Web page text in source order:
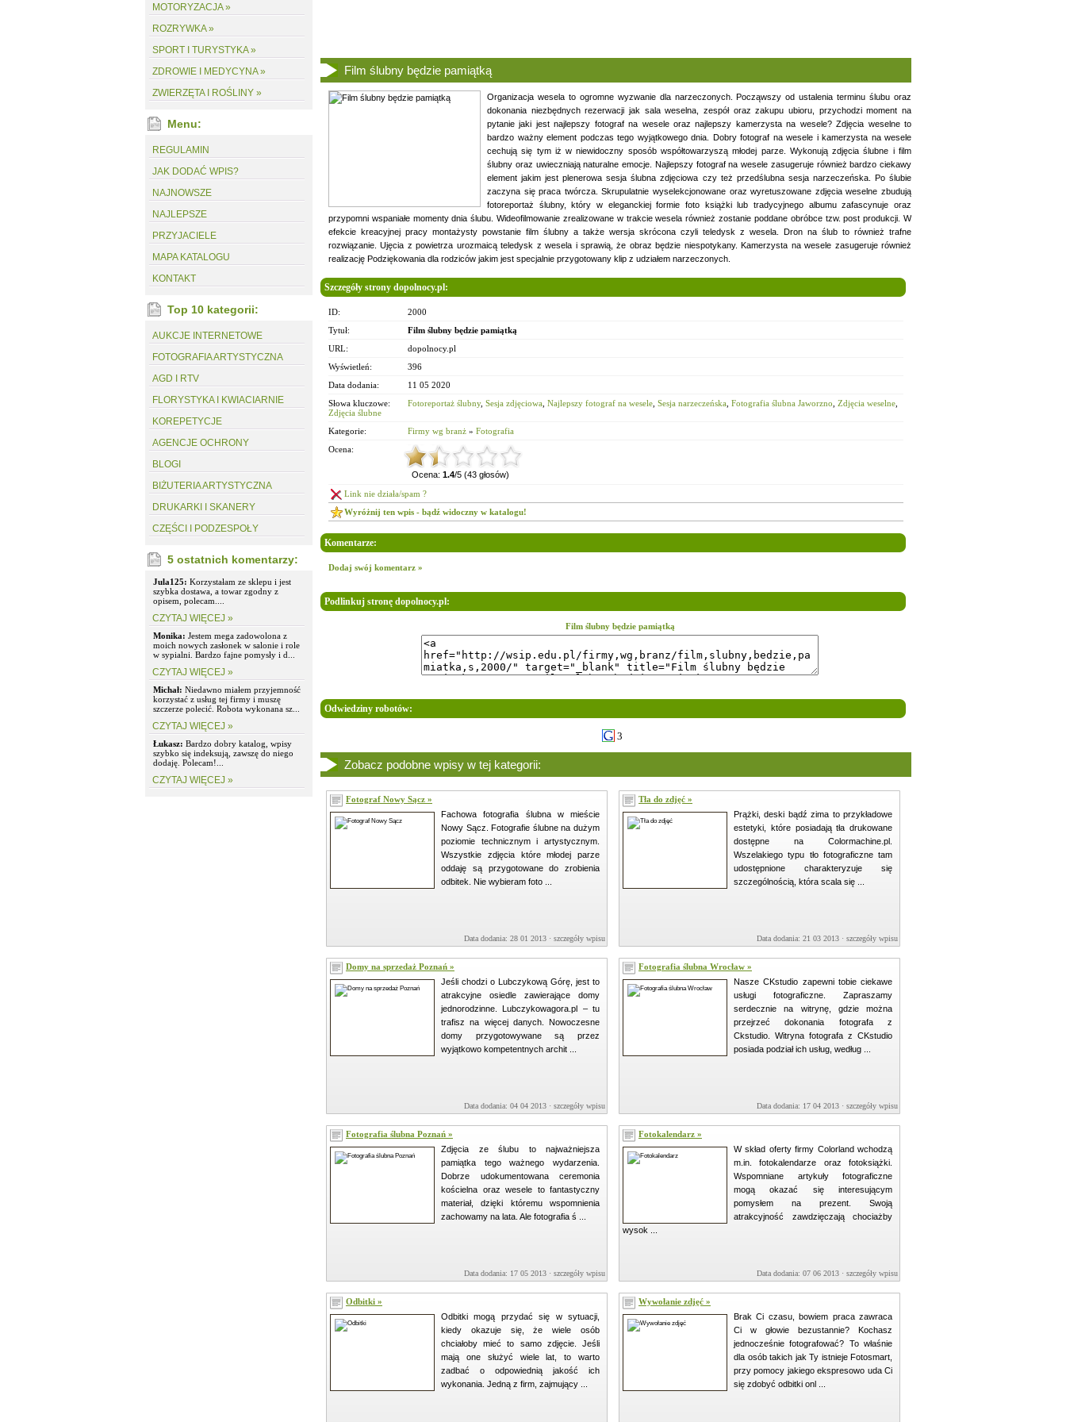
MOTORYZACJA »
ROZRYWKA »
SPORT I TURYSTYKA »
ZDROWIE I MEDYCYNA »
ZWIERZĘTA I ROŚLINY »
Menu:
REGULAMIN
JAK DODAĆ WPIS?
NAJNOWSZE
NAJLEPSZE
PRZYJACIELE
MAPA KATALOGU
KONTAKT
Top 10 kategorii:
AUKCJE INTERNETOWE
FOTOGRAFIA ARTYSTYCZNA
AGD I RTV
FLORYSTYKA I KWIACIARNIE
KOREPETYCJE
AGENCJE OCHRONY
BLOGI
BIŻUTERIA ARTYSTYCZNA
DRUKARKI I SKANERY
CZĘŚCI I PODZESPOŁY
5 ostatnich komentarzy:
Jula125: Korzystałam ze sklepu i jest
szybka dostawa, a towar zgodny z
opisem, polecam....
CZYTAJ WIĘCEJ »
Monika: Jestem mega zadowolona z
moich nowych zasłonek w salonie i role
w sypialni. Bardzo fajne pomysły i d...
CZYTAJ WIĘCEJ »
Michał: Niedawno miałem przyjemność
korzystać z usług tej firmy i muszę
szczerze polecić. Robota wykonana sz...
CZYTAJ WIĘCEJ »
Łukasz: Bardzo dobry katalog, wpisy
szybko się indeksują, zawszę do niego
dodaję. Polecam!...
CZYTAJ WIĘCEJ »
Film ślubny będzie pamiątką
Organizacja wesela to ogromne wyzwanie dla narzeczonych. Począwszy od ustalenia terminu ślubu oraz
dokonania niezbędnych rezerwacji jak sala weselna, zespół oraz zakupu ubioru, przychodzi moment na
pytanie jaki jest najlepszy fotograf na wesele oraz najlepszy kamerzysta na wesele? Zdjęcia weselne to
bardzo ważny element podczas tego wyjątkowego dnia. Dobry fotograf na wesele i kamerzysta na wesele
cechują się tym iż w niewidoczny sposób współtowarzyszą młodej parze. Wykonują zdjęcia ślubne i film
ślubny oraz uwieczniają naturalne emocje. Najlepszy fotograf na wesele zasugeruje również bardzo ciekawy
element jakim jest plenerowa sesja ślubna zdjęciowa czy też przedślubna sesja narzeczeńska. Po ślubie
zaczyna się praca twórcza. Skrupulatnie wyselekcjonowane oraz wyretuszowane zdjęcia weselne zbudują
fotoreportaż ślubny, który w eleganckiej formie foto książki lub tradycyjnego albumu zafascynuje oraz
przypomni wspaniałe momenty dnia ślubu. Wideofilmowanie zrealizowane w trakcie wesela również zostanie poddane obróbce tzw. post produkcji. W
efekcie kreacyjnej pracy montażysty powstanie film ślubny a także wersja skrócona czyli teledysk z wesela. Dron na ślub to również trafne
rozwiązanie. Ujęcia z powietrza urozmaicą teledysk z wesela i sprawią, że obraz będzie niespotykany. Kamerzysta na wesele zasugeruje również
realizację Podziękowania dla rodziców jakim jest specjalnie przygotowany klip z udziałem narzeczonych.
Szczegóły strony dopolnocy.pl:
ID:
2000
Tytuł:
Film ślubny będzie pamiątką
URL:
dopolnocy.pl
Wyświetleń:
396
Data dodania:
11 05 2020
Słowa kluczowe:
Fotoreportaż ślubny, Sesja zdjęciowa Najlepszy fotograf na wesele Sesja narzeczeńska Fotografia ślubna Jaworzno Zdjęcia weselne
Zdjęcia ślubne
Kategorie:
Firmy wg branż » Fotografia
Ocena:
Ocena: 1.4/5 (43 głosów)
Link nie działa/spam ?
Wyróżnij ten wpis - bądź widoczny w katalogu!
Komentarze:
Dodaj swój komentarz »
Podlinkuj stronę dopolnocy.pl:
Film ślubny będzie pamiątką
Odwiedziny robotów:
3
Zobacz podobne wpisy w tej kategorii:
Fotograf Nowy Sącz »
Fachowa fotografia ślubna w mieście
Nowy Sącz. Fotografie ślubne na dużym
poziomie technicznym i artystycznym.
Wszystkie zdjęcia które młodej parze
oddaję są przygotowane do zrobienia
odbitek. Nie wybieram foto ...
Data dodania: 28 01 2013 · szczegóły wpisu »
Tła do zdjęć »
Prążki, deski bądź zima to przykładowe
estetyki, które posiadają tła drukowane
dostępne na Colormachine.pl.
Wszelakiego typu tło fotograficzne tam
udostępnione charakteryzuje się
szczególnością, która scala się ...
Data dodania: 21 03 2013 · szczegóły wpisu »
Domy na sprzedaż Poznań »
Jeśli chodzi o Lubczykową Górę, jest to
atrakcyjne osiedle zawierające domy
jednorodzinne. Lubczykowagora.pl – tu
trafisz na więcej danych. Nowoczesne
domy przygotowywane są przez
wyjątkowo kompetentnych archit ...
Data dodania: 04 04 2013 · szczegóły wpisu »
Fotografia ślubna Wrocław »
Nasze CKstudio zapewni tobie ciekawe
usługi fotograficzne. Zapraszamy
serdecznie na witrynę, gdzie można
przejrzeć dokonania fotografa z
Ckstudio. Witryna fotografa z CKstudio
posiada podział ich usług, według ...
Data dodania: 17 04 2013 · szczegóły wpisu »
Fotografia ślubna Poznań »
Zdjęcia ze ślubu to najważniejsza
pamiątka tego ważnego wydarzenia.
Dobrze udokumentowana ceremonia
kościelna oraz wesele to fantastyczny
materiał, dzięki któremu wspomnienia
zachowamy na lata. Ale fotografia ś ...
Data dodania: 17 05 2013 · szczegóły wpisu »
Fotokalendarz »
W skład oferty firmy Colorland wchodzą
m.in. fotokalendarze oraz fotoksiążki.
Wspomniane artykuły fotograficzne
mogą okazać się interesującym
pomysłem na prezent. Swoją
atrakcyjność zawdzięczają chociażby
wysok ...
Data dodania: 07 06 2013 · szczegóły wpisu »
Odbitki »
Odbitki mogą przydać się w sytuacji,
kiedy okazuje się, że wiele osób
chciałoby mieć to samo zdjęcie. Jeśli
mają one służyć wiele lat, to warto
zadbać o odpowiednią jakość ich
wykonania. Jedną z firm, zajmujący ...
Wywołanie zdjęć »
Brak Ci czasu, bowiem praca zawraca
Ci w głowie bezustannie? Kochasz
jednocześnie fotografować? To właśnie
dla osób takich jak Ty istnieje Fotosmart,
przy pomocy jakiego ekspresowo uda Ci
się zdobyć odbitki onl ...